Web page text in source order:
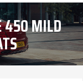
450 MILD